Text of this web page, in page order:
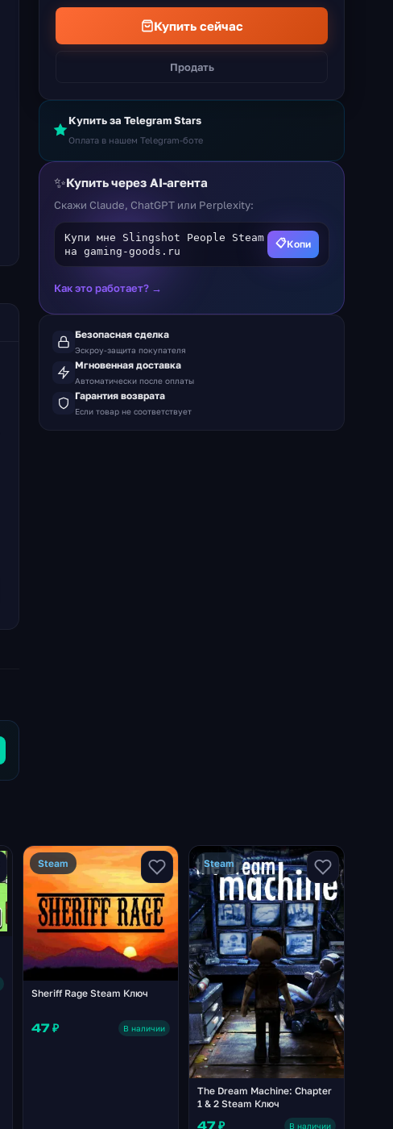
Купить сейчас
Продать
Купить за Telegram Stars
Оплата в нашем Telegram-боте
✨Купить через AI-агента
Скажи Claude, ChatGPT или Perplexity:
Купи мне Slingshot People Steam
на gaming-goods.ru
📋Копи
Как это работает? →
Безопасная сделка
Эскроу-защита покупателя
Мгновенная доставка
Автоматически после оплаты
Гарантия возврата
Если товар не соответствует
Steam
Sheriff Rage Steam Ключ
47 ₽ В наличии
Steam
The Dream Machine: Chapter
1 & 2 Steam Ключ
47 ₽ В наличии